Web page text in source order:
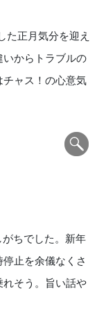
正月気分を迎え
いからトラブルの
ャス！の心意気
ちでした。新年
止を余儀なくさ
そう。旨い話や